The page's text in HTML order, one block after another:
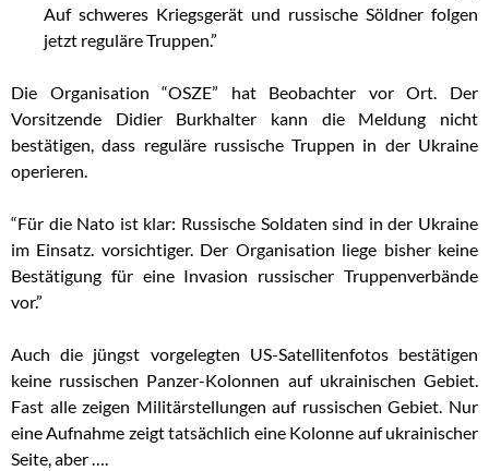
Auf schweres Kriegsgerät und russische Söldner folgen
jetzt reguläre Truppen.”
Die Organisation “OSZE” hat Beobachter vor Ort. Der
Vorsitzende Didier Burkhalter kann die Meldung nicht
bestätigen, dass reguläre russische Truppen in der Ukraine
operieren.
“Für die Nato ist klar: Russische Soldaten sind in der Ukraine
im Einsatz. vorsichtiger. Der Organisation liege bisher keine
Bestätigung für eine Invasion russischer Truppenverbände
vor.”
Auch die jüngst vorgelegten US-Satellitenfotos bestätigen
keine russischen Panzer-Kolonnen auf ukrainischen Gebiet.
Fast alle zeigen Militärstellungen auf russischen Gebiet. Nur
eine Aufnahme zeigt tatsächlich eine Kolonne auf ukrainischer
Seite, aber ….